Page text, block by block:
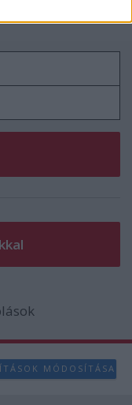
other
MÓDOSÍTÁSA